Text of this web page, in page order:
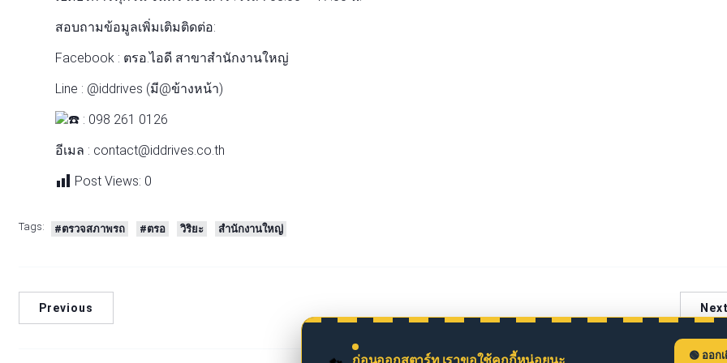
ก่อนออกสตาร์ท เราขอใช้คุกกี้หน่อยนะ ออก
สอบถามข้อมูลเพิ่มเติมติดต่อ:
Facebook : ตรอ.ไอดี สาขาสำนักงานใหญ่
Line : @iddrives (มี@ข้างหน้า)
: 098 261 0126
อีเมล : contact@iddrives.co.th
Post Views: 0
Tags: #ตรวจสภาพรถ #ตรอ วิริยะ สำนักงานใหญ่
Previous Next